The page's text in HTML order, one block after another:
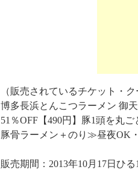
（販売されているチケット・
博多長浜とんこつラーメン 御天
51％OFF【490円】豚1頭を丸
豚骨ラーメン＋のり≫昼夜OK
販売期間：2013年10月17日ひる